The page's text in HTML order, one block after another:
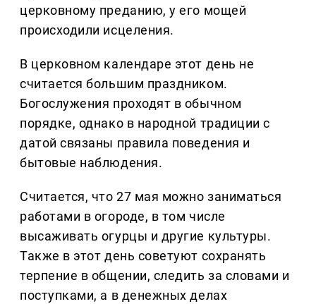
церковному преданию, у его мощей
происходили исцеления.
В церковном календаре этот день не
считается большим праздником.
Богослужения проходят в обычном
порядке, однако в народной традиции с
датой связаны правила поведения и
бытовые наблюдения.
Считается, что 27 мая можно заниматься
работами в огороде, в том числе
высаживать огурцы и другие культуры.
Также в этот день советуют сохранять
терпение в общении, следить за словами и
поступками, а в денежных делах